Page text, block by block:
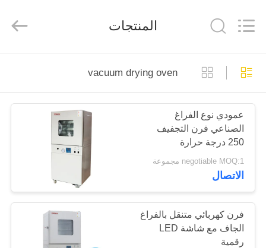
بيت
منتجات
أشرطة
فيديو
عرض
الواقع
الافتراضي
Co.,
Reserved.
المنتجات
vacuum drying oven
عمودي نوع الفراغ
الصناعي فرن التجفيف
250 درجة حرارة
negotiable MOQ:1 مجموعة
الاتصال
فرن كهربائي متنقل بالفراغ
الجاف مع شاشة LED
رقمية